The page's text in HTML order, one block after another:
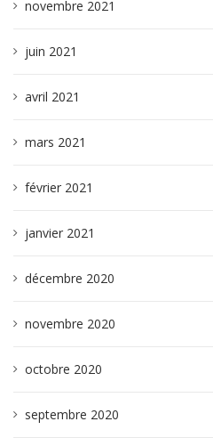
novembre 2021
juin 2021
avril 2021
mars 2021
février 2021
janvier 2021
décembre 2020
novembre 2020
octobre 2020
septembre 2020